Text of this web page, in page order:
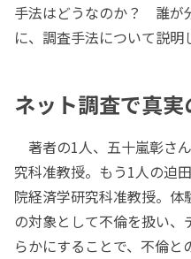
手法はどうなのか？ 誰
に、調査手法について説明
ネット調査で真
著者の1人、五十嵐彰さ
究科准教授。もう1人の迫
院経済学研究科准教授。
の対象として不倫を扱い
らかにすることで、不倫